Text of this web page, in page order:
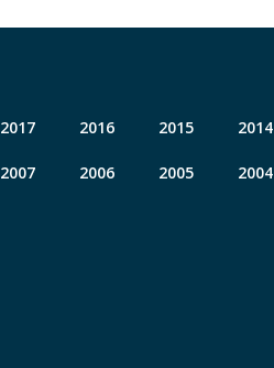
2017 2016 2015 2014
2007 2006 2005 2004